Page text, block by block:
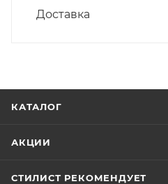
Доставка
КАТАЛОГ
АКЦИИ
СТИЛИСТ РЕКОМЕНДУЕТ